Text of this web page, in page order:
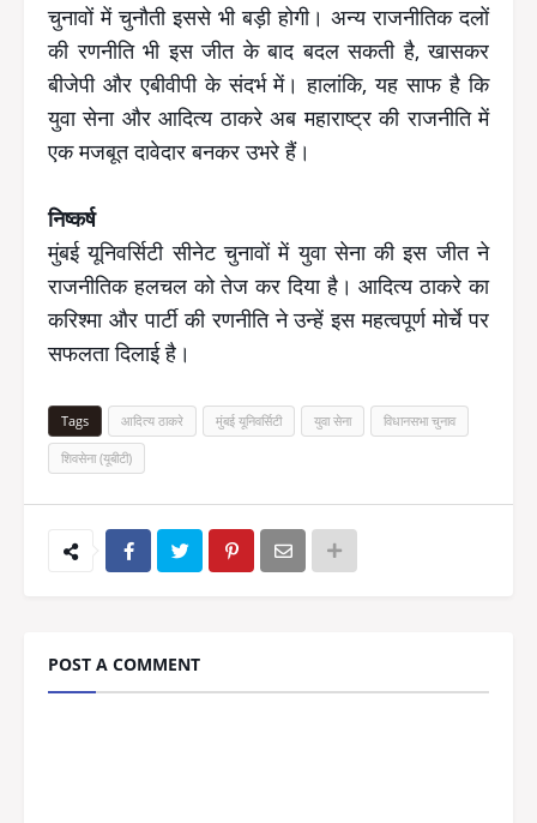
चुनावों में चुनौती इससे भी बड़ी होगी। अन्य राजनीतिक दलों
की रणनीति भी इस जीत के बाद बदल सकती है, खासकर
बीजेपी और एबीवीपी के संदर्भ में। हालांकि, यह साफ है कि
युवा सेना और आदित्य ठाकरे अब महाराष्ट्र की राजनीति में
एक मजबूत दावेदार बनकर उभरे हैं।
निष्कर्ष
मुंबई यूनिवर्सिटी सीनेट चुनावों में युवा सेना की इस जीत ने
राजनीतिक हलचल को तेज कर दिया है। आदित्य ठाकरे का
करिश्मा और पार्टी की रणनीति ने उन्हें इस महत्वपूर्ण मोर्चे पर
सफलता दिलाई है।
Tags आदित्य ठाकरे मुंबई यूनिवर्सिटी युवा सेना विधानसभा चुनाव
शिवसेना (यूबीटी)
POST A COMMENT